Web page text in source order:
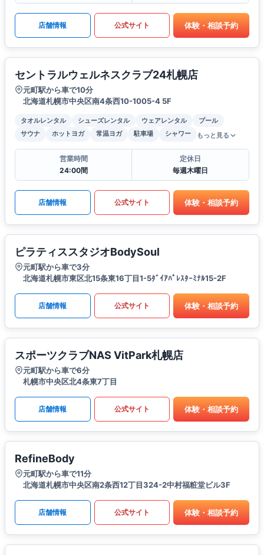
店舗情報 公式サイト 体験・相談予約
セントラルウェルネスクラブ24札幌店
元町駅から車で10分
北海道札幌市中央区南4条西10-1005-4 5F
タオルレンタル シューズレンタル ウェアレンタル
プール
サウナ
ホットヨガ 常温ヨガ 駐車場 シャワー もっと見る
営業時間
24:00間
定休日
毎週木曜日
店舗情報 公式サイト 体験・相談予約
ピラティススタジオBodySoul
元町駅から車で3分
北海道札幌市東区北15条東16丁目1-5ﾀﾞｲｱﾊﾟﾚｽﾀｰﾐﾅﾙ15-2F
店舗情報 公式サイト 体験・相談予約
スポーツクラブNAS VitPark札幌店
元町駅から車で6分
札幌市中央区北4条東7丁目
店舗情報 公式サイト 体験・相談予約
RefineBody
元町駅から車で11分
北海道札幌市中央区南2条西12丁目324-2中村福粧堂ビル3F
店舗情報 公式サイト 体験・相談予約